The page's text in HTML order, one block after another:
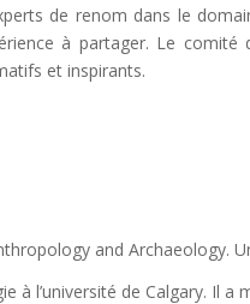
de renom dans le dom
érience à partager. Le comité
atifs etinspirants.
and Archaeology.
à l’université de Calgary. Il